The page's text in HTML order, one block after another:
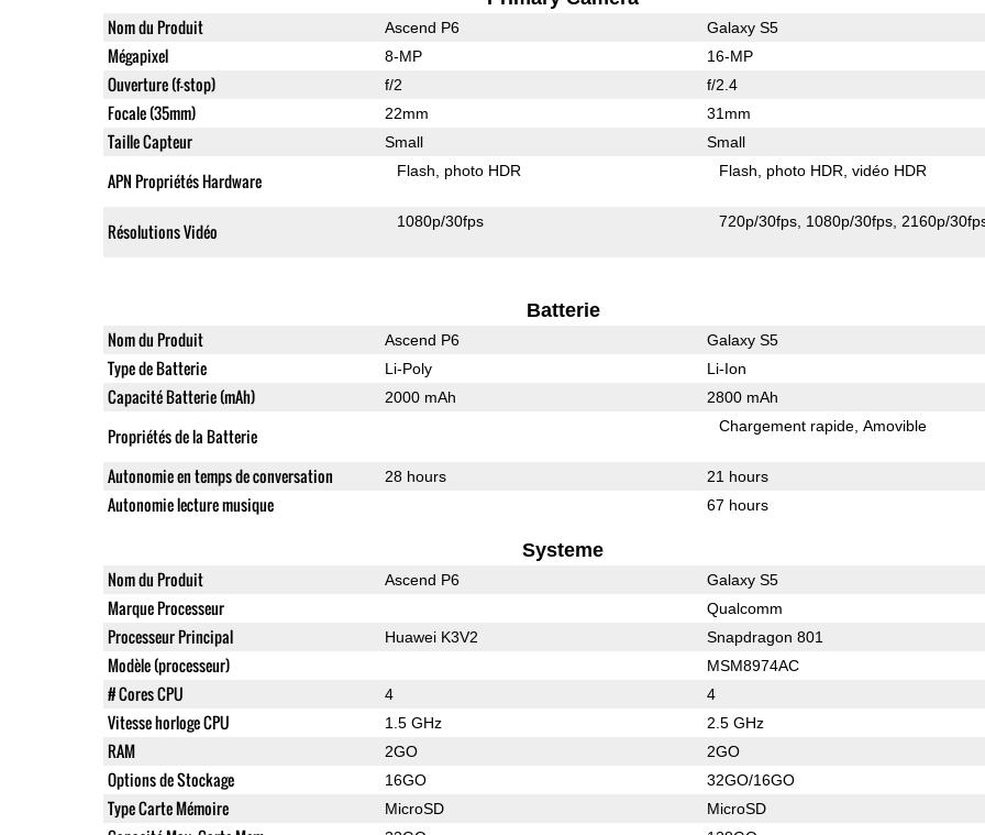
Nom du Produit Ascend P6 Galaxy S5
Mégapixel 8-MP 16-MP
Ouverture (f-stop) f/2 f/2.4
Focale (35mm) 22mm 31mm
Taille Capteur Small Small
APN Propriétés Hardware Flash photo HDR Flash photo HDR vidéo HDR
Résolutions Vidéo 1080p/30fps 720p/30fps 1080p/30fps 2160p/
Batterie
Nom du Produit Ascend P6 Galaxy S5
Type de Batterie Li-Poly Li-Ion
Capacité Batterie (mAh) 2000 mAh 2800 mAh
Propriétés de la Batterie Chargement rapide Amovible
Autonomie en temps de conversation 28 hours 21 hours
Autonomie lecture musique 67 hours
Systeme
Nom du Produit Ascend P6 Galaxy S5
Marque Processeur Qualcomm
Processeur Principal Huawei K3V2 Snapdragon 801
Modèle (processeur) MSM8974AC
# Cores CPU 4 4
Vitesse horloge CPU 1.5 GHz 2.5 GHz
RAM 2GO 2GO
Options de Stockage 16GO 32GO/16GO
Type Carte Mémoire MicroSD MicroSD